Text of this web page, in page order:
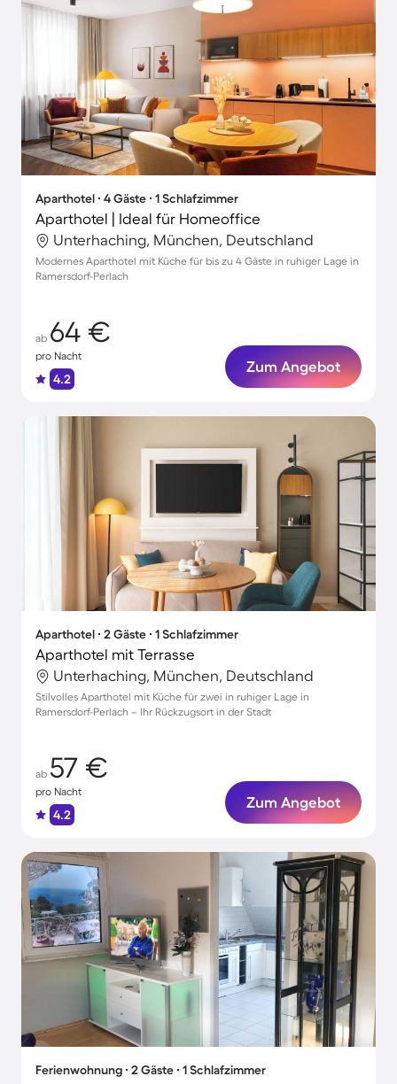
Aparthotel ∙ 4 Gäste ∙ 1 Schlafzimmer
Aparthotel | Ideal für Homeoffice
Unterhaching, München, Deutschland
Modernes Aparthotel mit Küche für bis zu 4 Gäste in ruhiger Lage in
Ramersdorf-Perlach
ab 64 €
pro Nacht
4.2
Zum Angebot
Aparthotel ∙ 2 Gäste ∙ 1 Schlafzimmer
Aparthotel mit Terrasse
Unterhaching, München, Deutschland
Stilvolles Aparthotel mit Küche für zwei in ruhiger Lage in
Ramersdorf-Perlach – Ihr Rückzugsort in der Stadt
ab 57 €
pro Nacht
4.2
Zum Angebot
Ferienwohnung ∙ 2 Gäste ∙ 1 Schlafzimmer